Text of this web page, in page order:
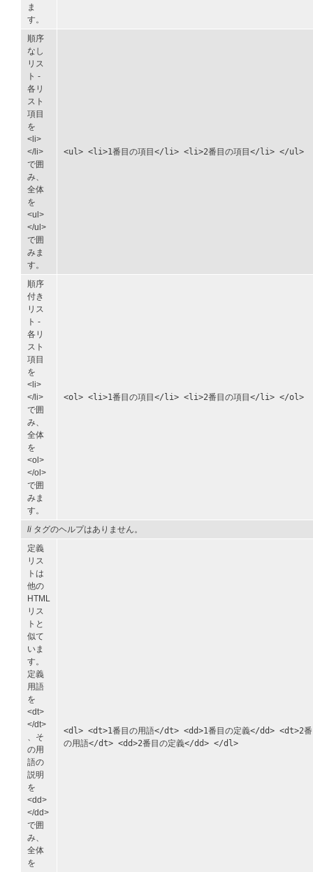
ま
す。
順序
なし
リス
ト -
各リ
スト
項目
を
<li>
</li>
で囲
み、
全体
を
<ul>
</ul>
で囲
みま
す。
<ul> <li>1番目の項目</li> <li>2番目の項目</li> </ul>
順序
付き
リス
ト -
各リ
スト
項目
を
<li>
</li>
で囲
み、
全体
を
<ol>
</ol>
で囲
みま
す。
<ol> <li>1番目の項目</li> <li>2番目の項目</li> </ol>
li タグのヘルプはありません。
定義
リス
トは
他の
HTML
リス
トと
似て
いま
す。
定義
用語
を
<dt>
</dt>
、そ
の用
語の
説明
を
<dd>
</dd>
で囲
み、
全体
を
<dl> <dt>1番目の用語</dt> <dd>1番目の定義</dd> <dt>2番
の用語</dt> <dd>2番目の定義</dd> </dl>